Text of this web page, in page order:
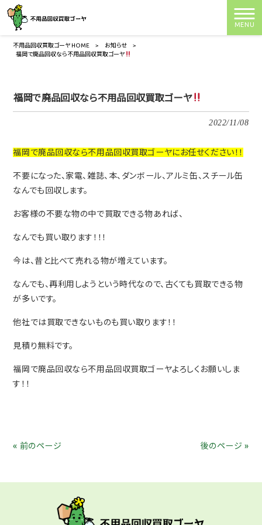
MENU
不用品回収買取ゴーヤ HOME > お知らせ
>
福岡で廃品回収なら不用品回収買取ゴーヤ
福岡で廃品回収なら不用品回収買取ゴーヤ
2022/11/08
福岡で廃品回収なら不用品回収買取ゴーヤにお任せください！！
不要になった、家電、雑誌、本、ダンボール、アルミ缶、スチール缶
なんでも回収します。
お客様の不要な物の中で買取できる物あれば、
なんでも買い取ります！！！
今は、昔と比べて売れる物が増えています。
なんでも、再利用しようという時代なので、古くても買取できる物
が多いです。
他社では買取できないものも買い取ります！！
見積り無料です。
福岡で廃品回収なら不用品回収買取ゴーヤよろしくお願いしま
す！！
« 前のページ 後のページ »